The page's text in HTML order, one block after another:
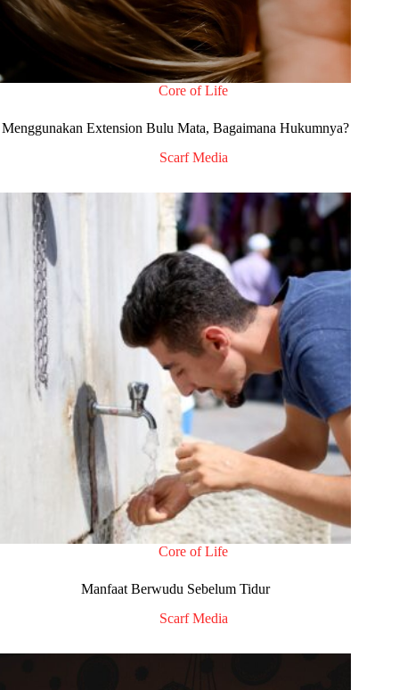
Core of Life
Menggunakan Extension Bulu Mata, Bagaimana Hukumnya?
Scarf Media
Core of Life
Manfaat Berwudu Sebelum Tidur
Scarf Media